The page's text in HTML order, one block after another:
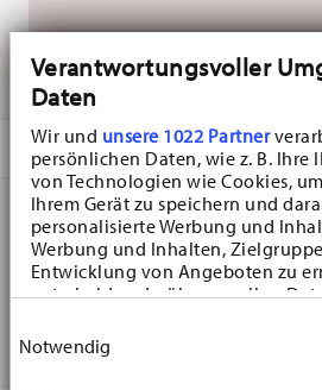
Verantwortungsvoller
Daten
Wir und unsere 1022 Partner
persönlichen Daten, wie z. B. Ihre
von Technologien wie Cookies,
Ihrem Gerät zu speichern und
personalisierte Werbung und
Werbung und Inhalten,
Entwicklung von Angeboten zu
entscheiden darüber, wer Ihre
Cookie-Erklärung oder durch
Trigger Symbol ändern oder
Notwendig
CONSEGNATO IN 5-7 GIORNI LAVORATIVI
DESCRIZIONE
Hutschenreuther Maria Theresia
presentazione - Rotondo - Ø 30,8